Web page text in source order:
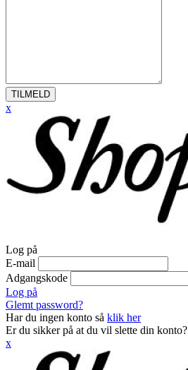
TILMELD
x
Log på
E-mail
Adgangskode
Log på
Glemt password?
Har du ingen konto så klik her
Er du sikker på at du vil slette din konto?
x